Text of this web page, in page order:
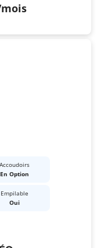
Accoudoirs
En Option
Empilable
Oui